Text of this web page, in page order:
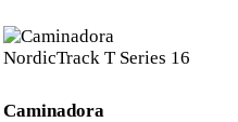
Caminadora